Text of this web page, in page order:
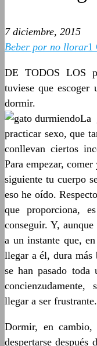
7 diciembre, 2015
Beber por no llorar1
DE TODOS LOS
tuviese que escoger
dormir.
La
practicar sexo, que
conllevan ciertos
Para empezar,
siguiente tu cuerpo
eso he oído.
que proporciona,
conseguir. Y,
a un instante que,
llegar a él, dura más
se han pasado
llegar a ser
Dormir, en
despertarse después